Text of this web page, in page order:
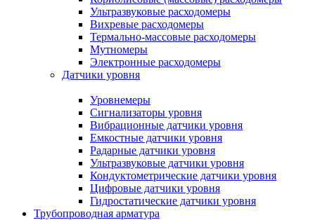
Ультразвуковые расходомеры
Вихревые расходомеры
Термально-массовые расходомеры
Мутномеры
Электронные расходомеры
Датчики уровня
Уровнемеры
Сигнализаторы уровня
Вибрационные датчики уровня
Емкостные датчики уровня
Радарные датчики уровня
Ультразвуковые датчики уровня
Кондуктометрические датчики уровня
Цифровые датчики уровня
Гидростатические датчики уровня
Трубопроводная арматура